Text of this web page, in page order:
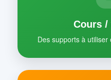
Cours
Des supports à